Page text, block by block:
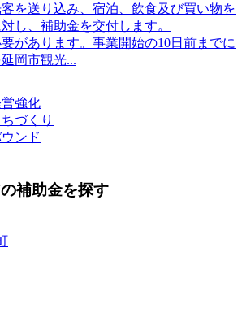
を送り込み、宿泊、飲食及び買い物を
し、補助金を交付します。
があります。事業開始の10日前までに
岡市観光...
強化
づくり
ンド
補助金を探す